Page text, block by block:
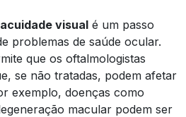
acuidade visual é um passo
problemas de saúde ocular.
que os oftalmologistas
se não tratadas, podem afetar
exemplo, doenças como
macular podem ser